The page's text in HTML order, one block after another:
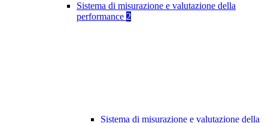
Sistema di misurazione e valutazione della
performance 2
Sistema di misurazione e valutazione della